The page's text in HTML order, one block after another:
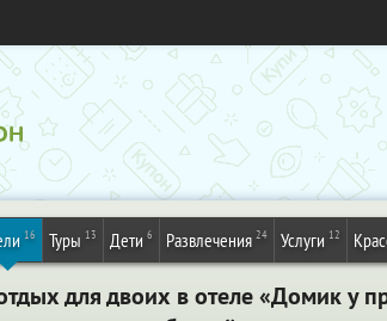
16 Туры 13 Дети 6 Развлечения 24 Услуги 12
для двоих в отеле «Домик у